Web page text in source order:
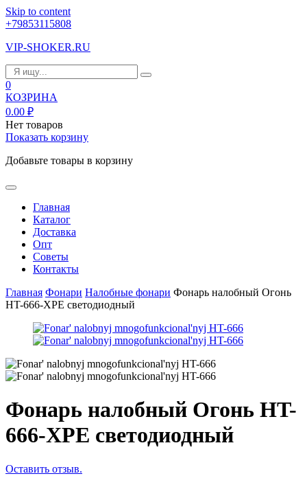
Skip to content
+79853115808
VIP-SHOKER.RU
0
КОЗРИНА
0.00 ₽
Нет товаров
Показать корзину
Добавьте товары в корзину
Главная
Каталог
Доставка
Опт
Советы
Контакты
Главная Фонари Налобные фонари Фонарь налобный Огонь
HT-666-XPE светодиодный
Фонарь налобный Огонь HT-
666-XPE светодиодный
Оставить отзыв.